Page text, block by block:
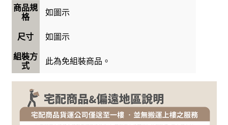
商品規
格
如圖示
尺寸 如圖示
組裝方
式
此為免組裝商品。